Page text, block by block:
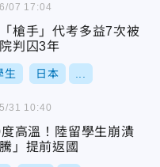
槍手」代考多益7次被
判囚3年
生 日本
07 17:04
高溫！陸留學生崩潰
」提前返國
31 10:40